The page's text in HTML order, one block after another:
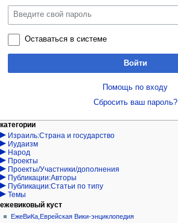
Оставаться в системе
Войти
Помощь по входу
Сбросить ваш пароль?
Навигация
действия на странице
служебная
страница
персональные инструменты
войти
запрос
учётной
записи
категории
Израиль:Страна и государство
Иудаизм
Народ
Проекты
Проекты/Участники/дополнения
Публикации:Авторы
Публикации:Статьи по типу
Темы
ежевиковый куст
ЕжеВиКа,Еврейская Вики-энциклопедия